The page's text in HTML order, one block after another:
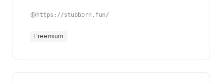
https://stubborn.fun/
Freemium